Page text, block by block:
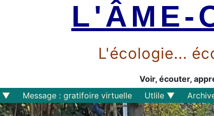
L'ÂME-
L'écologie...
Voir, écouter,
Message : gratifoire virtuelle
Utlile
Outils libres